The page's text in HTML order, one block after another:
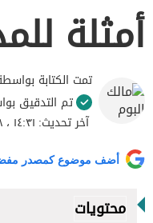
أمثلة
تمت الكتابة
تم التدقيق
آخر تحديث: ١٤:٣١ ، ٨ نوفمبر ٢٠٢١
أضف موضوع كمصدر
محتويات